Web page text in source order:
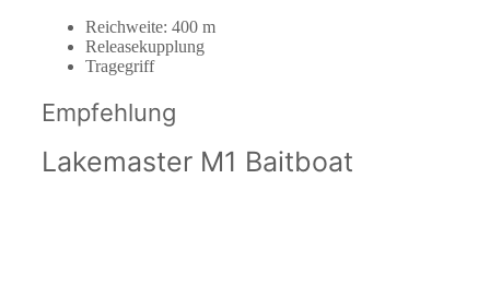
Reichweite: 400 m
Releasekupplung
Tragegriff
Empfehlung
Lakemaster M1 Baitboat